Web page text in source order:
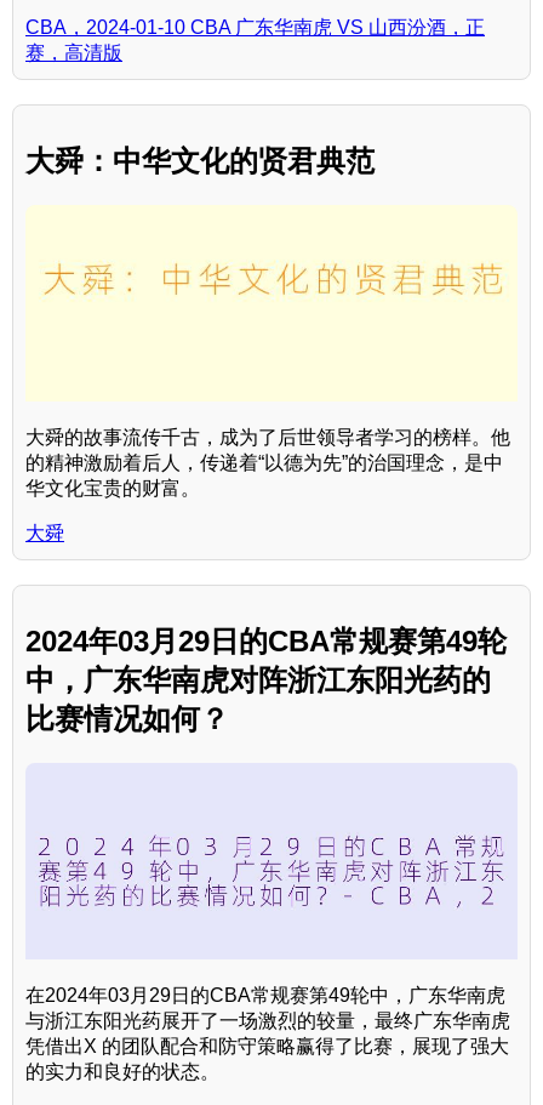
CBA，2024-01-10 CBA 广东华南虎 VS 山西汾酒，正
赛，高清版
大舜：中华文化的贤君典范
大舜的故事流传千古，成为了后世领导者学习的榜样。他
的精神激励着后人，传递着“以德为先”的治国理念，是中
华文化宝贵的财富。
大舜
2024年03月29日的CBA常规赛第49轮
中，广东华南虎对阵浙江东阳光药的
比赛情况如何？
在2024年03月29日的CBA常规赛第49轮中，广东华南虎
与浙江东阳光药展开了一场激烈的较量，最终广东华南虎
凭借出X 的团队配合和防守策略赢得了比赛，展现了强大
的实力和良好的状态。